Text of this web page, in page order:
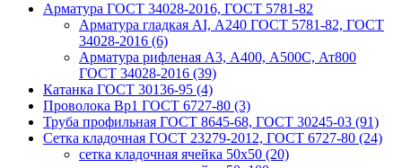
Арматура ГОСТ 34028-2016, ГОСТ 5781-82
Арматура гладкая AI, А240 ГОСТ 5781-82, ГОСТ
34028-2016 (6)
Арматура рифленая A3, А400, А500С, Ат800
ГОСТ 34028-2016 (39)
Катанка ГОСТ 30136-95 (4)
Проволока Вр1 ГОСТ 6727-80 (3)
Труба профильная ГОСТ 8645-68, ГОСТ 30245-03 (91)
Сетка кладочная ГОСТ 23279-2012, ГОСТ 6727-80 (24)
сетка кладочная ячейка 50x50 (20)